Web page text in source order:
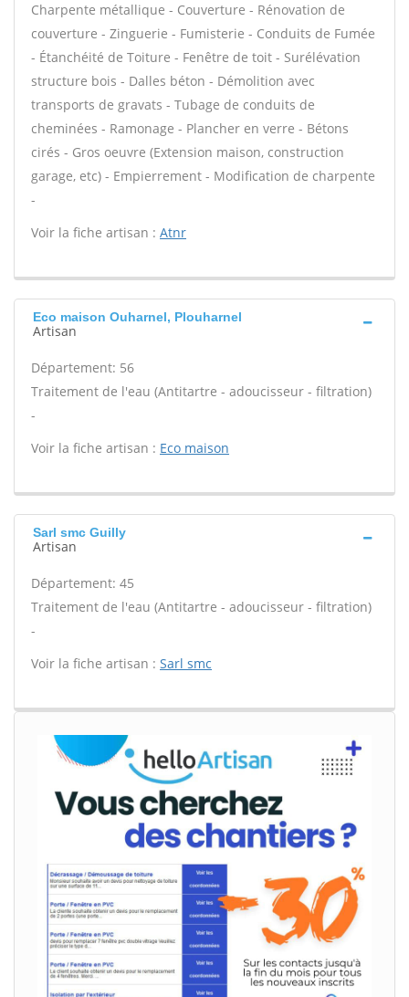
Charpente métallique - Couverture - Rénovation de
couverture - Zinguerie - Fumisterie - Conduits de Fumée
- Étanchéité de Toiture - Fenêtre de toit - Surélévation
structure bois - Dalles béton - Démolition avec
transports de gravats - Tubage de conduits de
cheminées - Ramonage - Plancher en verre - Bétons
cirés - Gros oeuvre (Extension maison, construction
garage, etc) - Empierrement - Modification de charpente
-
Voir la fiche artisan : Atnr
Eco maison Ouharnel, Plouharnel
Artisan
Département: 56
Traitement de l'eau (Antitartre - adoucisseur - filtration)
-
Voir la fiche artisan : Eco maison
Sarl smc Guilly
Artisan
Département: 45
Traitement de l'eau (Antitartre - adoucisseur - filtration)
-
Voir la fiche artisan : Sarl smc